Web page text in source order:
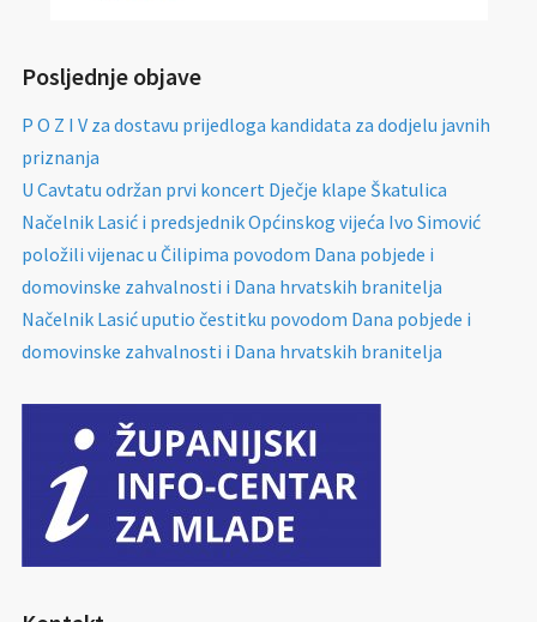
Posljednje objave
P O Z I V za dostavu prijedloga kandidata za dodjelu javnih
priznanja
U Cavtatu održan prvi koncert Dječje klape Škatulica
Načelnik Lasić i predsjednik Općinskog vijeća Ivo Simović
položili vijenac u Čilipima povodom Dana pobjede i
domovinske zahvalnosti i Dana hrvatskih branitelja
Načelnik Lasić uputio čestitku povodom Dana pobjede i
domovinske zahvalnosti i Dana hrvatskih branitelja